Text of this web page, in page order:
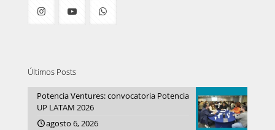
Últimos Posts
Potencia Ventures: convocatoria Potencia
UP LATAM 2026
agosto 6, 2026